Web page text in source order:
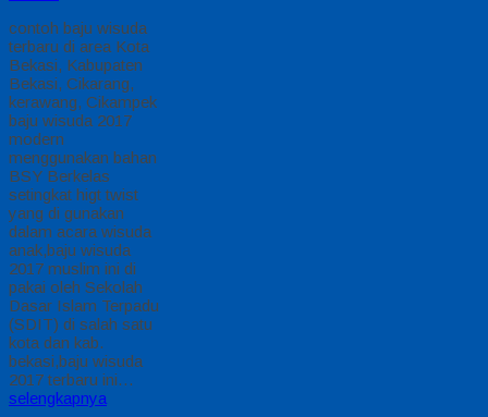
Umur Dasar dengan
Fitur Produk
sebagaimana
berikut…
selengkapnya
*Harga Hubungi CS
Pre Order
Pre Order